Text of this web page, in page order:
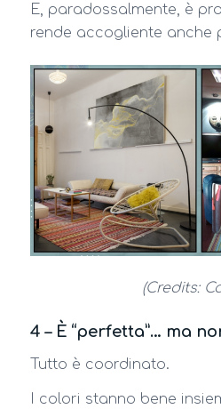
E, paradossalmente, è
rende accogliente anche
(Credits:
4 – È “perfetta”… ma
Tutto è coordinato.
I colori stanno bene